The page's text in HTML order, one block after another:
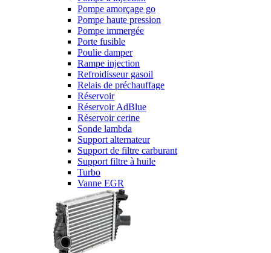
Pompe amorçage go
Pompe haute pression
Pompe immergée
Porte fusible
Poulie damper
Rampe injection
Refroidisseur gasoil
Relais de préchauffage
Réservoir
Réservoir AdBlue
Réservoir cerine
Sonde lambda
Support alternateur
Support de filtre carburant
Support filtre à huile
Turbo
Vanne EGR